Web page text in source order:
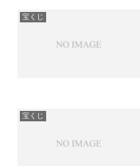
宝くじ
宝くじ